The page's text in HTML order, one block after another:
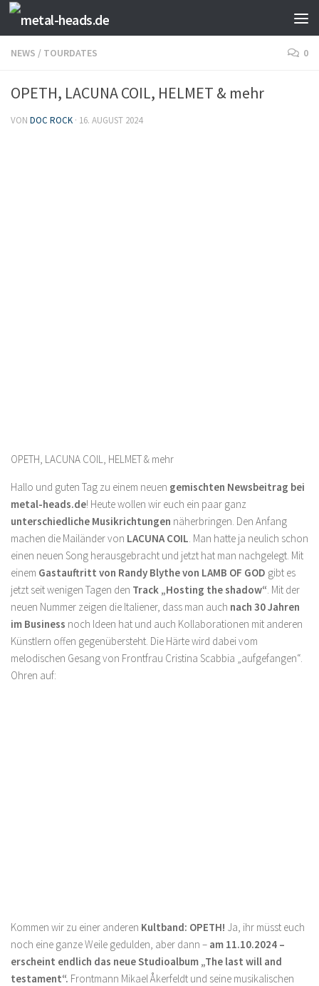
Zum Inhalt springen
NEWS / TOURDATES 0
OPETH, LACUNA COIL, HELMET & mehr
VON DOC ROCK · 16. AUGUST 2024
OPETH, LACUNA COIL, HELMET & mehr
Hallo und guten Tag zu einem neuen gemischten Newsbeitrag bei
metal-heads.de! Heute wollen wir euch ein paar ganz
unterschiedliche Musikrichtungen näherbringen. Den Anfang
machen die Mailänder von LACUNA COIL. Man hatte ja neulich schon
einen neuen Song herausgebracht und jetzt hat man nachgelegt. Mit
einem Gastauftritt von Randy Blythe von LAMB OF GOD gibt es
jetzt seit wenigen Tagen den Track „Hosting the shadow“. Mit der
neuen Nummer zeigen die Italiener, dass man auch nach 30 Jahren
im Business noch Ideen hat und auch Kollaborationen mit anderen
Künstlern offen gegenübersteht. Die Härte wird dabei vom
melodischen Gesang von Frontfrau Cristina Scabbia „aufgefangen“.
Ohren auf:
Kommen wir zu einer anderen Kultband: OPETH! Ja, ihr müsst euch
noch eine ganze Weile gedulden, aber dann – am 11.10.2024 –
erscheint endlich das neue Studioalbum „The last will and
testament“. Frontmann Mikael Åkerfeldt und seine musikalischen